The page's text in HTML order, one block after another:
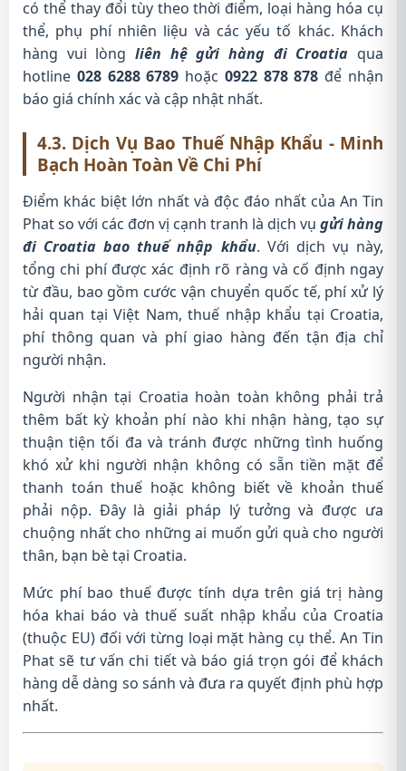
có thể thay đổi tùy theo thời điểm, loại hàng hóa cụ
thể, phụ phí nhiên liệu và các yếu tố khác. Khách
hàng vui lòng liên hệ gửi hàng đi Croatia qua
hotline 028 6288 6789 hoặc 0922 878 878 để nhận
báo giá chính xác và cập nhật nhất.
4.3. Dịch Vụ Bao Thuế Nhập Khẩu - Minh
Bạch Hoàn Toàn Về Chi Phí
Điểm khác biệt lớn nhất và độc đáo nhất của An Tin
Phat so với các đơn vị cạnh tranh là dịch vụ gửi hàng
đi Croatia bao thuế nhập khẩu. Với dịch vụ này,
tổng chi phí được xác định rõ ràng và cố định ngay
từ đầu, bao gồm cước vận chuyển quốc tế, phí xử lý
hải quan tại Việt Nam, thuế nhập khẩu tại Croatia,
phí thông quan và phí giao hàng đến tận địa chỉ
người nhận.
Người nhận tại Croatia hoàn toàn không phải trả
thêm bất kỳ khoản phí nào khi nhận hàng, tạo sự
thuận tiện tối đa và tránh được những tình huống
khó xử khi người nhận không có sẵn tiền mặt để
thanh toán thuế hoặc không biết về khoản thuế
phải nộp. Đây là giải pháp lý tưởng và được ưa
chuộng nhất cho những ai muốn gửi quà cho người
thân, bạn bè tại Croatia.
Mức phí bao thuế được tính dựa trên giá trị hàng
hóa khai báo và thuế suất nhập khẩu của Croatia
(thuộc EU) đối với từng loại mặt hàng cụ thể. An Tin
Phat sẽ tư vấn chi tiết và báo giá trọn gói để khách
hàng dễ dàng so sánh và đưa ra quyết định phù hợp
nhất.